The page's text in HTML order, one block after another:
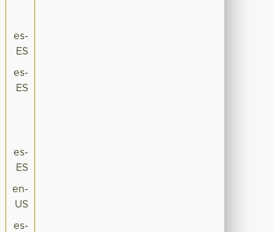
es-
ES
es-
ES
es-
ES
en-
US
es-